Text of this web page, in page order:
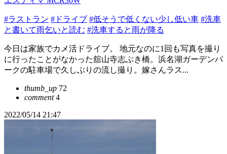
#ラストラン #ドライブ #低そうで低くない少し低い車 #洗車
と書いて雨乞いと読む #洗車すると雨が降る
今日は家族でカメ活ドライブ。 地元なのに1回も写真を撮り
に行ったことがなかった舘山寺志ぶき橋。浜名湖ガーデンパ
ークの駐車場で久しぶりの流し撮り。嫁さんラス...
thumb_up 72
comment4
2022/05/14 21:47